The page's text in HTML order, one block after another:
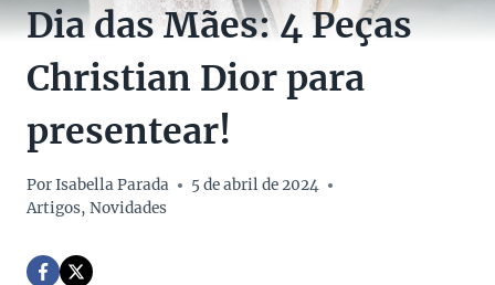
Dia das Mães: 4 Peças
Christian Dior para
presentear!
PorIsabella Parada
5 de abril de 2024
Artigos, Novidades